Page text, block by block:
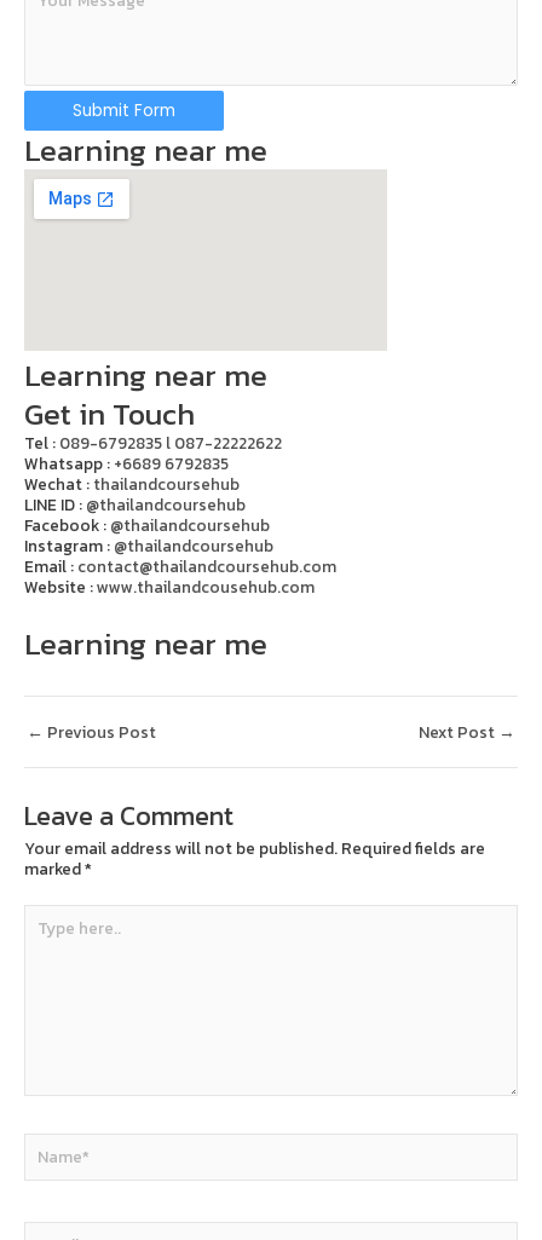
Submit Form
Learning near me
Learning near me
Get in Touch
Tel : 089-6792835 l 087-22222622
Whatsapp : +6689 6792835
Wechat : thailandcoursehub
LINE ID : @thailandcoursehub
Facebook : @thailandcoursehub
Instagram : @thailandcoursehub
Email : contact@thailandcoursehub.com
Website :www.thailandcousehub.com
Learning near me
← Previous Post Next Post →
Leave a Comment
Your email address will not be published. Required fields are
marked*
Type
here..
Name*
Email*